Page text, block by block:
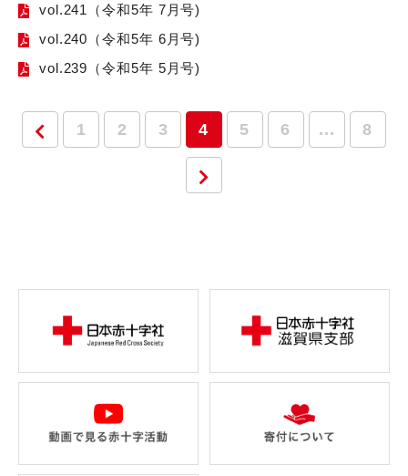
vol.241（令和5年 7月号)
vol.240（令和5年 6月号)
vol.239（令和5年 5月号)
1 2 3 4 5 6 ... 8